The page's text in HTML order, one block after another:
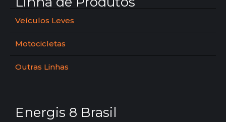
Veículos Leves
Motocicletas
Outras Linhas
Energis 8 Brasil